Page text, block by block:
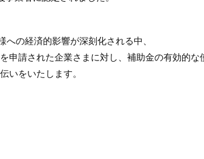
の経済的影響が深刻化される中、
申請された企業さまに対し、補助金の有効的な
いをいたします。